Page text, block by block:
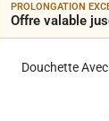
PROLONGATION
Offre valable
Douchette